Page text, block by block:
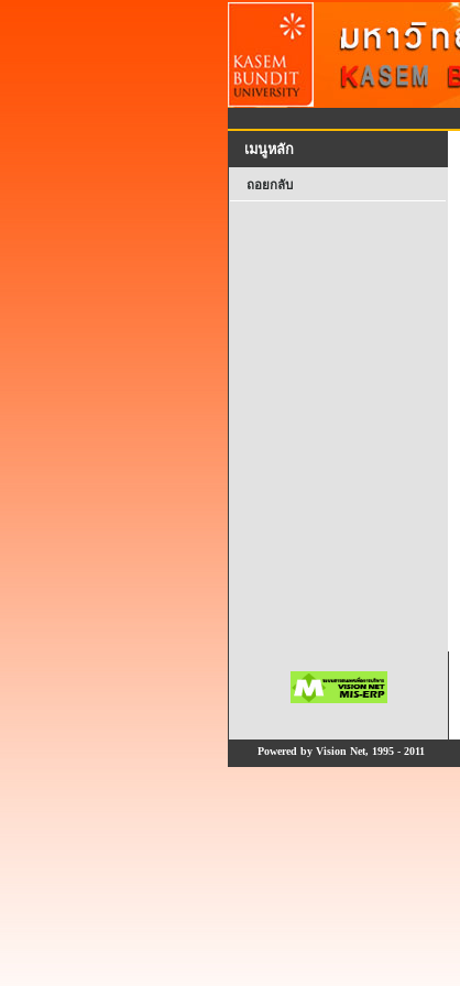
เมนูหลัก
ถอยกลับ
Powered by Vision Net, 1995 - 2011